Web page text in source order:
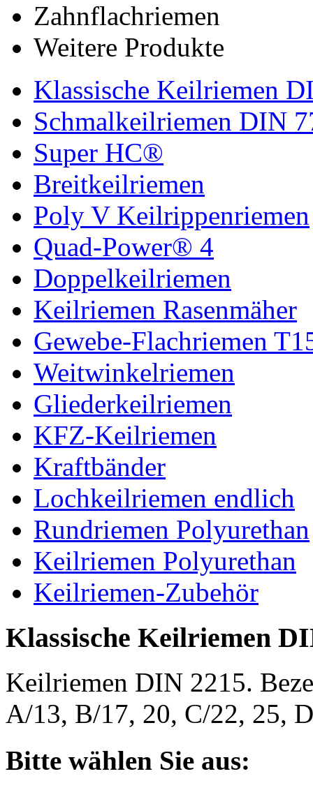
Zahnflachriemen
Weitere Produkte
Klassische Keilriemen
Schmalkeilriemen DIN
Super HC®
Breitkeilriemen
Poly V Keilrippenriemen
Quad-Power® 4
Doppelkeilriemen
Keilriemen Rasenmäher
Gewebe-Flachriemen
Weitwinkelriemen
Gliederkeilriemen
KFZ-Keilriemen
Kraftbänder
Lochkeilriemen endlich
Rundriemen Polyurethan
Keilriemen Polyurethan
Keilriemen-Zubehör
Klassische Keilriemen
Keilriemen DIN 2215.
A/13, B/17, 20, C/22, 25,
Bitte wählen Sie aus: